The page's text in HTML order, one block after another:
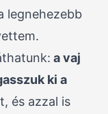
legnehezebb
a vaj
ki a
és azzal is